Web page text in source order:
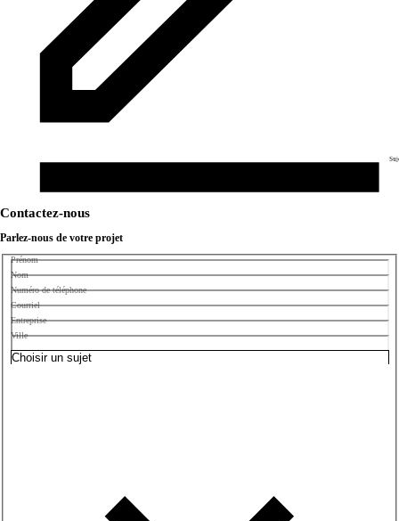
Contactez-nous
Parlez-nous de votre projet
Prénom
Nom
Numéro de téléphone
Courriel
Entreprise
Ville